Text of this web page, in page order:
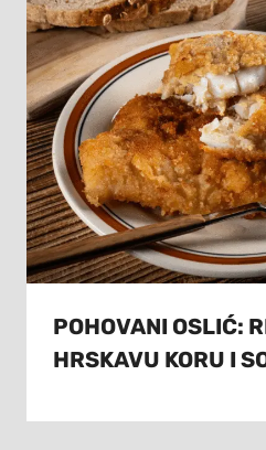
POHOVANI OSLIĆ:
HRSKAVU KORU I